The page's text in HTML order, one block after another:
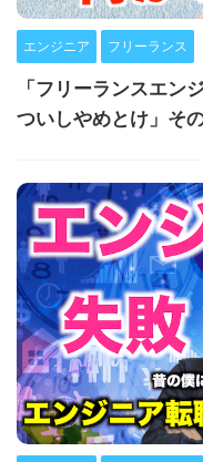
エンジニア フリーランス
「フリーランスエン
ついしやめとけ」そ